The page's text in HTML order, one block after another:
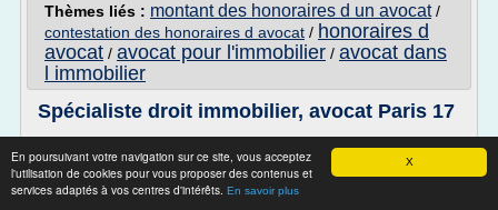
X
En poursuivant votre navigation sur ce site, vous acceptez
l'utilisation de cookies pour vous proposer des contenus et
services adaptés à vos centres d'intérêts. En savoir plus
Thèmes liés : montant des honoraires d un avocat/
contestation des honoraires d avocat / honoraires d
avocat / avocat pour l'immobilier / avocat dans
l immobilier
Spécialiste droit immobilier, avocat Paris 17
Vous êtes ici : Accueil
Avocat Paris 17: Maître Chantal de Maubeuge
Initialement économiste de formation, et assistante en